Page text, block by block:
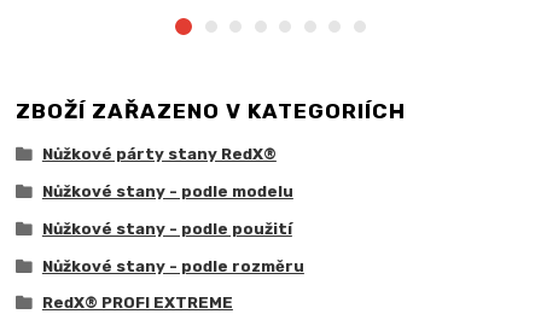
ZBOŽÍ ZAŘAZENO V KATEGORIÍCH
Nůžkové párty stany RedX®
Nůžkové stany - podle modelu
Nůžkové stany - podle použití
Nůžkové stany - podle rozměru
RedX® PROFI EXTREME